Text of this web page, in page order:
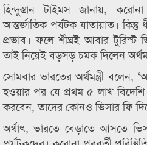
হিন্দুস্তান টাইমস জানায়,
আন্তর্জাতিক পর্যটক যাতায়াত। কিন্তু
প্রভাব। ফলে শীঘ্রই আবার
তাই নিয়েই বড়সড় চমক দিলেন
সোমবার ভারতের অর্থমন্ত্রী বলেন,
হওয়ার পর যে প্রথম ৫ লাখ
করবেন, তাদের কোনও ভিসার ফি
অর্থাৎ, ভারতে বেড়াতে আসতে